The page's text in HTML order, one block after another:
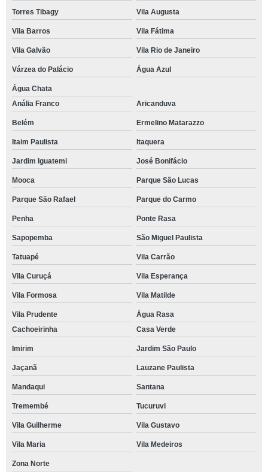
Torres Tibagy Vila Augusta
Vila Barros Vila Fátima
Vila Galvão Vila Rio de Janeiro
Várzea do Palácio Água Azul
Água Chata
Anália Franco
Aricanduva
Belém Ermelino Matarazzo
Itaim Paulista Itaquera
Jardim Iguatemi José Bonifácio
Mooca Parque São Lucas
Parque São Rafael Parque do Carmo
Penha Ponte Rasa
Sapopemba São Miguel Paulista
Tatuapé Vila Carrão
Vila Curuçá Vila Esperança
Vila Formosa Vila Matilde
Vila Prudente
Água Rasa
Cachoeirinha
Casa Verde
Imirim Jardim São Paulo
Jaçanã Lauzane Paulista
Mandaqui Santana
Tremembé Tucuruvi
Vila Guilherme Vila Gustavo
Vila Maria Vila Medeiros
Zona Norte